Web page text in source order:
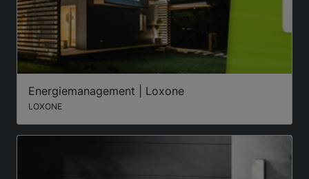
Energiemanagement | Loxone
LOXONE